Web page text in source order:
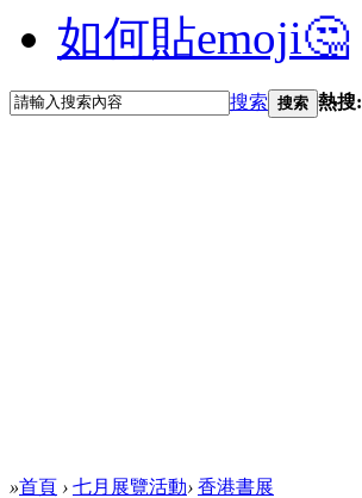
如何貼emoji🤔
搜索 搜索 熱搜:
»首頁 › 七月展覽活動› 香港書展